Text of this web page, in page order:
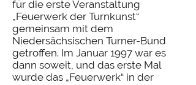
für die erste Veranstaltung
„Feuerwerk der Turnkunst“
gemeinsam mit dem
Niedersächsischen Turner-Bund
getroffen. Im Januar 1997 war es
dann soweit, und das erste Mal
wurde das „Feuerwerk“ in der